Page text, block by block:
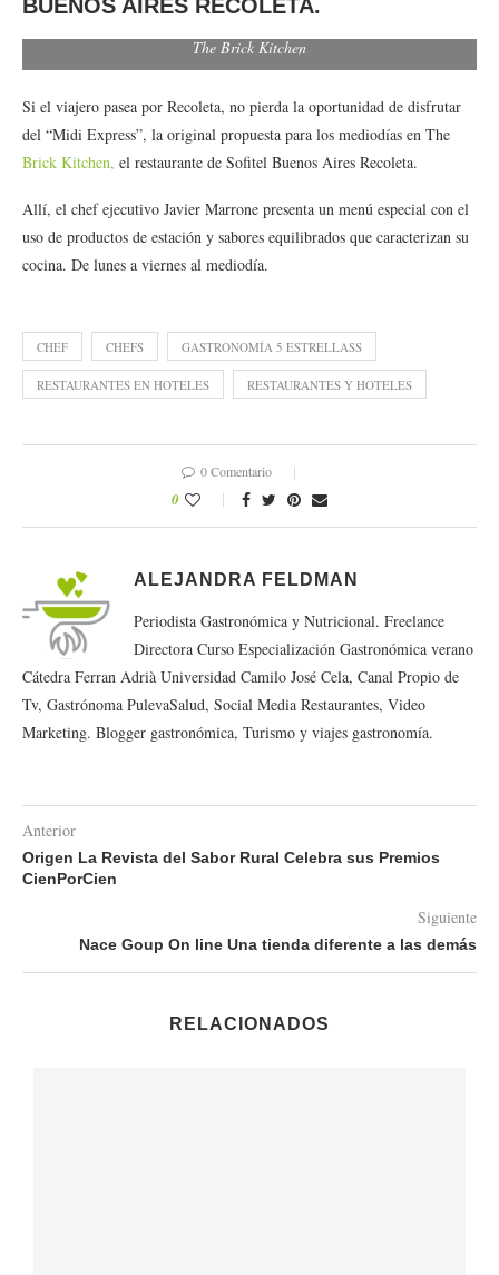
BUENOS AIRES RECOLETA.
The Brick Kitchen
Si el viajero pasea por Recoleta, no pierda la oportunidad de disfrutar
del “Midi Express”, la original propuesta para los mediodías en The
Brick Kitchen, el restaurante de Sofitel Buenos Aires Recoleta.
Allí, el chef ejecutivo Javier Marrone presenta un menú especial con el
uso de productos de estación y sabores equilibrados que caracterizan su
cocina. De lunes a viernes al mediodía.
CHEF CHEFS GASTRONOMÍA 5 ESTRELLASS
RESTAURANTES EN HOTELES RESTAURANTES Y HOTELES
0 Comentario
0
ALEJANDRA FELDMAN
Periodista Gastronómica y Nutricional. Freelance
Directora Curso Especialización Gastronómica verano
Cátedra Ferran Adrià Universidad Camilo José Cela, Canal Propio de
Tv, Gastrónoma PulevaSalud, Social Media Restaurantes, Video
Marketing. Blogger gastronómica, Turismo y viajes gastronomía.
Anterior
Origen La Revista del Sabor Rural Celebra sus Premios
CienPorCien
Siguiente
Nace Goup On line Una tienda diferente a las demás
RELACIONADOS